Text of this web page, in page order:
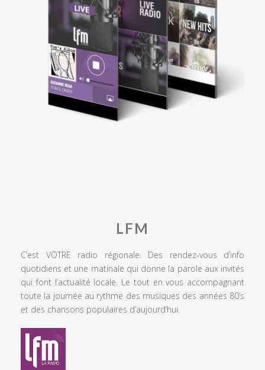
LFM
C’est VOTRE radio régionale. Des rendez-vous d’info
quotidiens et une matinale qui donne la parole aux invités
qui font l’actualité locale. Le tout en vous accompagnant
toute la journée au rythme des musiques des années 80’s
et des chansons populaires d’aujourd’hui.